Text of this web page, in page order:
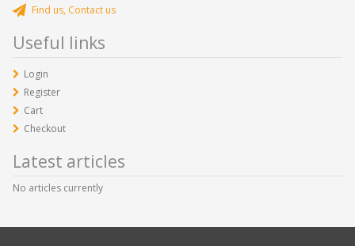
Find us, Contact us
Useful links
Login
Register
Cart
Checkout
Latest articles
No articles currently